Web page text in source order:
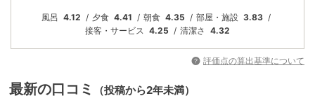
風呂 4.12 夕食 4.41 朝食 4.35 部屋・施設 3.83
接客・ サービス 4.25 清潔さ 4.32
評価点の算出基準について
最新の口コミ （投稿から2年未満）